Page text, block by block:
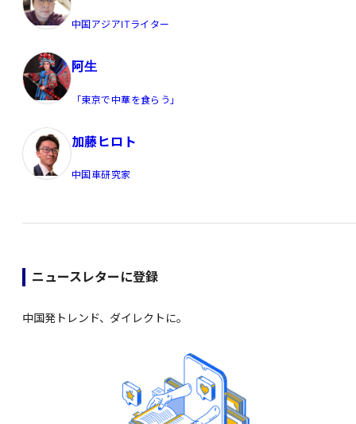
中国アジアITライター
阿生
「東京で中華を食らう」
加藤ヒロト
中国車研究家
ニュースレターに登録
中国発トレンド、ダイレクトに。